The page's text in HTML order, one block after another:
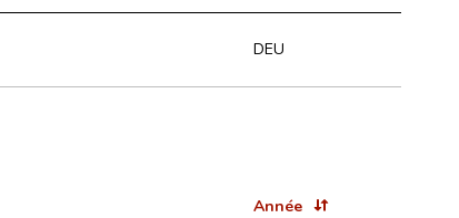
DEU
Année